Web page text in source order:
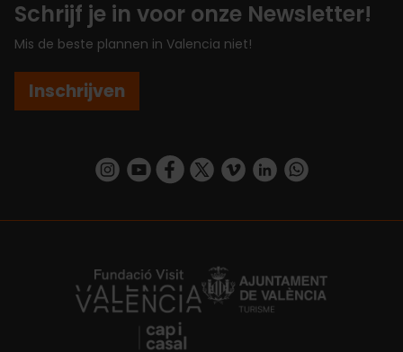
Schrijf je in voor onze Newsletter!
Mis de beste plannen in Valencia niet!
Inschrijven
https://www.instagram.com/visit_valencia/
https://www.youtube.com/user/
https://www.facebook.com/
https://twitter.com/
https://vimeo.com/
https://www.linkedin.com/company/turismo-valencia/https://api.whatsapp.com/send/
https://fundacion.visitvalencia.com/